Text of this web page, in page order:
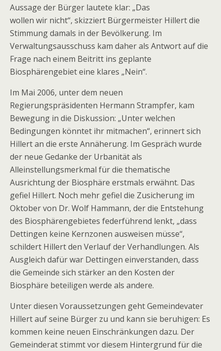
Aussage der Bürger lautete klar: „Das
wollen wir nicht“, skizziert Bürgermeister Hillert die
Stimmung damals in der Bevölkerung. Im
Verwaltungsausschuss kam daher als Antwort auf die
Frage nach einem Beitritt ins geplante
Biosphärengebiet eine klares „Nein“.
Im Mai 2006, unter dem neuen
Regierungspräsidenten Hermann Strampfer, kam
Bewegung in die Diskussion: „Unter welchen
Bedingungen könntet ihr mitmachen“, erinnert sich
Hillert an die erste Annäherung. Im Gespräch wurde
der neue Gedanke der Urbanität als
Alleinstellungsmerkmal für die thematische
Ausrichtung der Biosphäre erstmals erwähnt. Das
gefiel Hillert. Noch mehr gefiel die Zusicherung im
Oktober von Dr. Wolf Hammann, der die Entstehung
des Biosphärengebietes federführend lenkt, „dass
Dettingen keine Kernzonen ausweisen müsse“,
schildert Hillert den Verlauf der Verhandlungen. Als
Ausgleich dafür war Dettingen einverstanden, dass
die Gemeinde sich stärker an den Kosten der
Biosphäre beteiligen werde als andere.
Unter diesen Voraussetzungen geht Gemeindevater
Hillert auf seine Bürger zu und kann sie beruhigen: Es
kommen keine neuen Einschränkungen dazu. Der
Gemeinderat stimmt vor diesem Hintergrund für die